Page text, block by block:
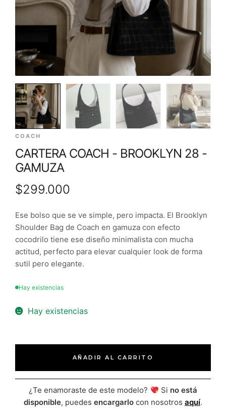
COACH
CARTERA COACH - BROOKLYN 28 -
GAMUZA
$299.000
Ese bolso que se ve simple, pero impacta. El Brooklyn
Shoulder Bag de Coach en gamuza con efecto
cocodrilo tiene ese diseño minimalista con mucha
actitud, perfecto para elevar cualquier look de forma
sutil pero elegante.
Hay existencias
Hay existencias
AÑADIR AL CARRITO
¿Te enamoraste de este modelo? Si no está
disponible, puedes encargarlo con nosotros aquí.